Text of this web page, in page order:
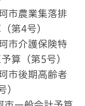
市農業集落排
第4号）
市介護保険特
算（第5号）
市後期高齢者
）